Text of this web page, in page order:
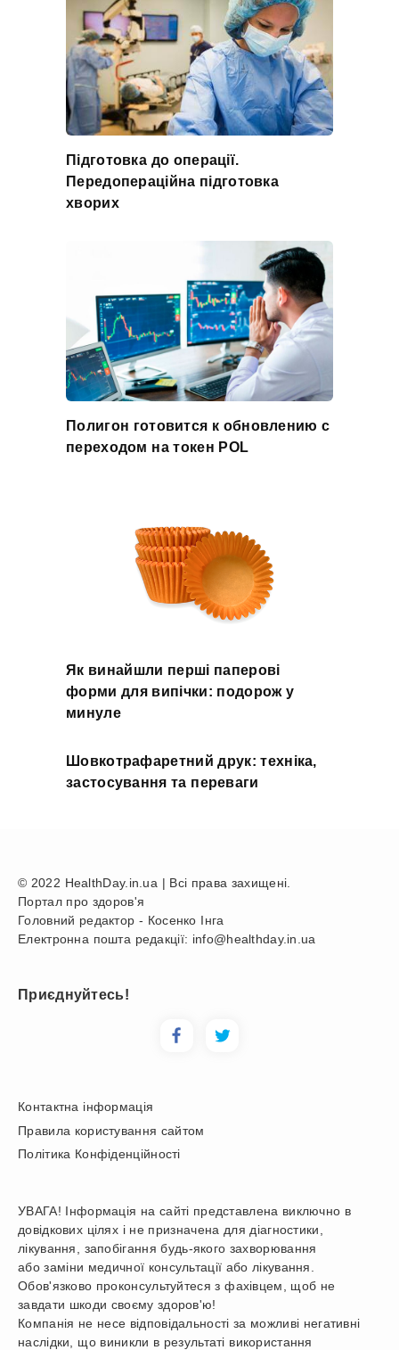
Підготовка до операції.
Передопераційна підготовка
хворих
Полигон готовится к обновлению с
переходом на токен POL
Як винайшли перші паперові
форми для випічки: подорож у
минуле
Шовкотрафаретний друк: техніка,
застосування та переваги
© 2022 HealthDay.in.ua | Всі права захищені.
Портал про здоров'я
Головний редактор - Косенко Інга
Електронна пошта редакції: info@healthday.in.ua
Приєднуйтесь!
Контактна інформація
Правила користування сайтом
Політика Конфіденційності
УВАГА! Інформація на сайті представлена виключно в
довідкових цілях і не призначена для діагностики,
лікування, запобігання будь-якого захворювання
або заміни медичної консультації або лікування.
Обов'язково проконсультуйтеся з фахівцем, щоб не
завдати шкоди своєму здоров'ю!
Компанія не несе відповідальності за можливі негативні
наслідки, що виникли в результаті використання